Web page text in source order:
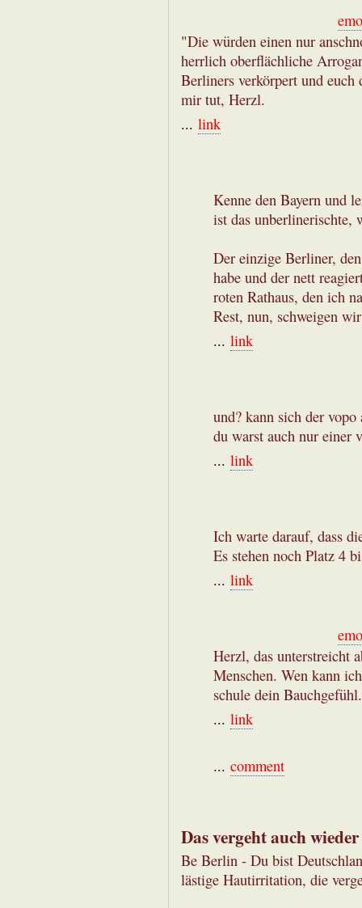
"Die würden einen nur
herrlich oberflächliche
Berliners verkörpert und euch
mir tut, Herzl.
... link
Kenne den Bayern und
ist das unberlinerischte,
Der einzige Berliner,
habe und der nett
roten Rathaus, den ich
Rest, nun, schweigen
... link
und? kann sich der
du warst auch nur einer
... link
Ich warte darauf, dass
Es stehen noch Platz 4
... link
Herzl, das unterstreicht
Menschen. Wen kann
schule dein Bauchgefühl.
... link
... comment
Das vergeht auch wieder
Be Berlin - Du bist
lästige Hautirritation, die